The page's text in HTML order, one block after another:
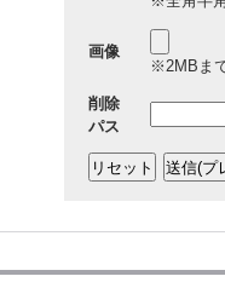
画像
※2MBま
削除
パス